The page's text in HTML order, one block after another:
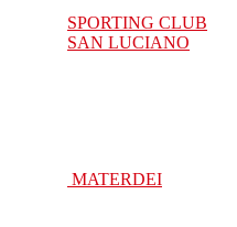
SPORTING CLUB
SAN LUCIANO
MATERDEI